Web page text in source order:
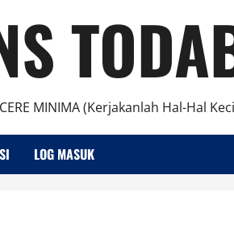
MINIMA (Kerjakanlah Hal-Hal
LOG MASUK